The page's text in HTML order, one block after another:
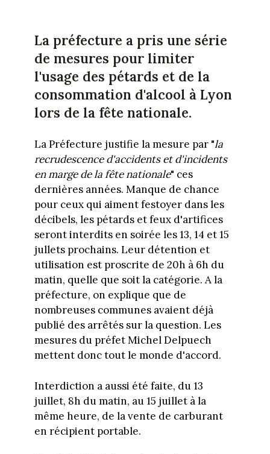
La préfecture a pris une série
de mesures pour limiter
l'usage des pétards et de la
consommation d'alcool à Lyon
lors de la fête nationale.
La Préfecture justifie la mesure par "la
recrudescence d'accidents et d'incidents
en marge de la fête nationale" ces
dernières années. Manque de chance
pour ceux qui aiment festoyer dans les
décibels, les pétards et feux d'artifices
seront interdits en soirée les 13, 14 et 15
jullets prochains. Leur détention et
utilisation est proscrite de 20h à 6h du
matin, quelle que soit la catégorie. A la
préfecture, on explique que de
nombreuses communes avaient déjà
publié des arrêtés sur la question. Les
mesures du préfet Michel Delpuech
mettent donc tout le monde d'accord.
Interdiction a aussi été faite, du 13
juillet, 8h du matin, au 15 juillet à la
même heure, de la vente de carburant
en récipient portable.